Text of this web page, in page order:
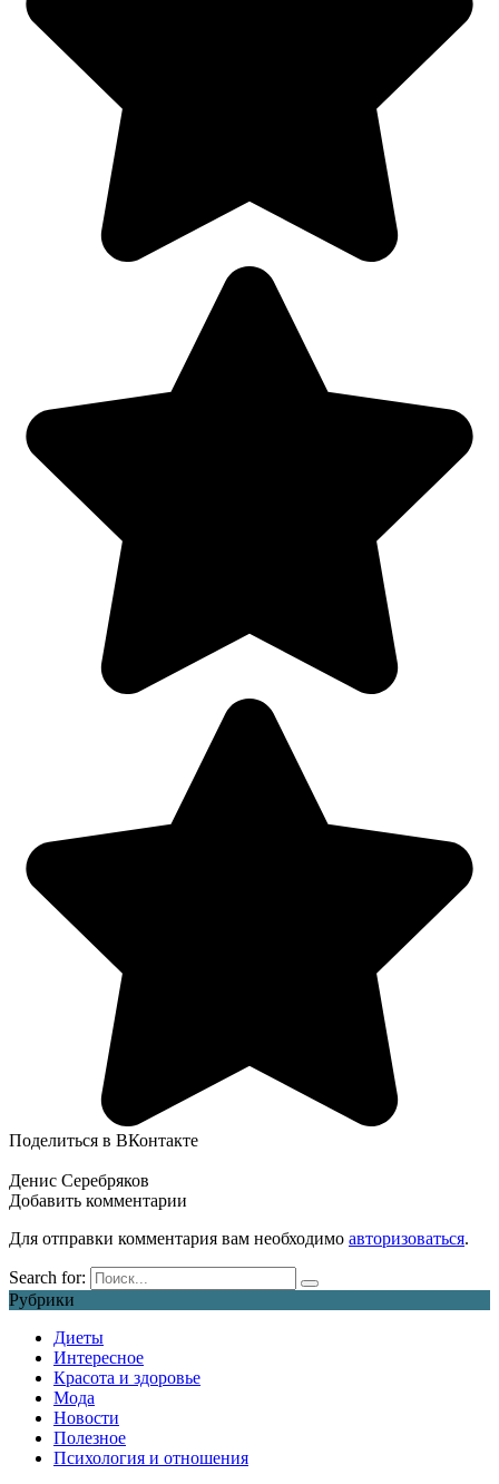
Поделиться в ВКонтакте
Денис Серебряков
Добавить комментарии
Для отправки комментария вам необходимо авторизоваться.
Search for:
Рубрики
Диеты
Интересное
Красота и здоровье
Мода
Новости
Полезное
Психология и отношения